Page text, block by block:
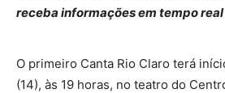
receba informações em tempo real
O primeiro Canta Rio Claro terá
(14), às 19 horas, no teatro do